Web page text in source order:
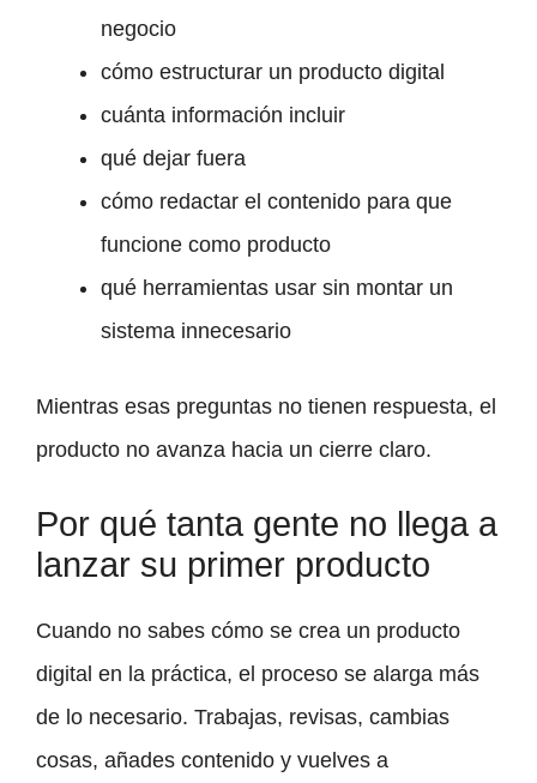
negocio
cómo estructurar un producto digital
cuánta información incluir
qué dejar fuera
cómo redactar el contenido para que
funcione como producto
qué herramientas usar sin montar un
sistema innecesario
Mientras esas preguntas no tienen respuesta, el
producto no avanza hacia un cierre claro.
Por qué tanta gente no llega a
lanzar su primer producto
Cuando no sabes cómo se crea un producto
digital en la práctica, el proceso se alarga más
de lo necesario. Trabajas, revisas, cambias
cosas, añades contenido y vuelves a